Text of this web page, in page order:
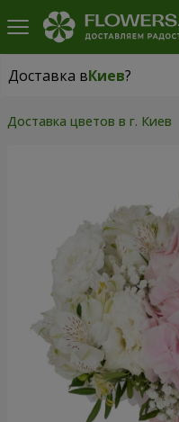
Доставка вКиев?
Доставка вКиев
Доставка цветов в г. Киев